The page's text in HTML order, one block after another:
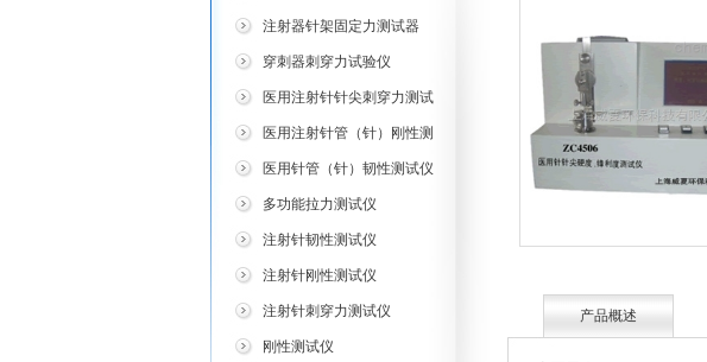
注射器针架固定力测试器
穿刺器刺穿力试验仪
医用注射针针尖刺穿力测试
仪
医用注射针管（针）刚性测
试仪
医用针管（针）韧性测试仪
多功能拉力测试仪
注射针韧性测试仪
注射针刚性测试仪
注射针刺穿力测试仪
刚性测试仪
产品概述